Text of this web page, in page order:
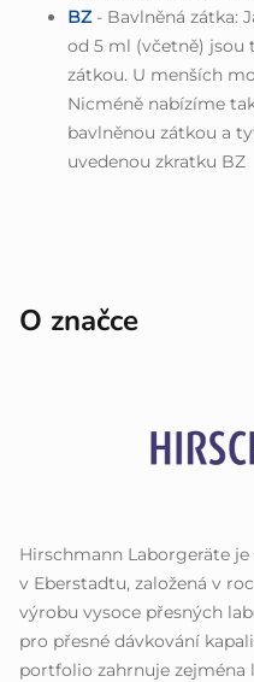
BZ- Bavlněná zátka:
od 5 ml (včetně) jsou
zátkou. U menších
Nicméně nabízíme
bavlněnou zátkou a
uvedenou zkratku BZ
O značce
Hirschmann Laborgeräte
v Eberstadtu, založená v
výrobu vysoce přesných
pro přesné dávkování
portfolio zahrnuje zejména